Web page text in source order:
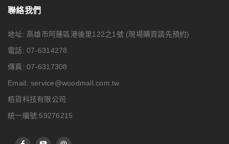
聯絡我們
地址: 高雄市阿蓮區港後里122之1號 (現場購買請先預約)
電話: 07-6314278
傳真: 07-6317308
Email: service@woodmall.com.tw
栢貨科技有限公司
統一編號:59276215